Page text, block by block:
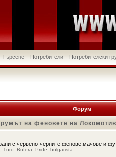
Търсене Потребители Потребителски
Форум
на феновете на
с червено-черните фенове,мачове и
Turo_Bufera Pride bulgarista